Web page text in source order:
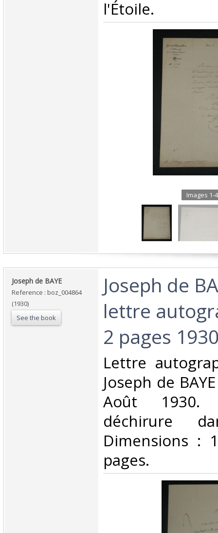
l'Étoile.‎
Images 1-
‎Joseph de BAYE‎
Reference : boz_004864
(1930)
See the book
‎Joseph de
lettre
2 pages
‎Lettre
Joseph de
Août 1930.
déchirure
Dimensions :
pages.‎